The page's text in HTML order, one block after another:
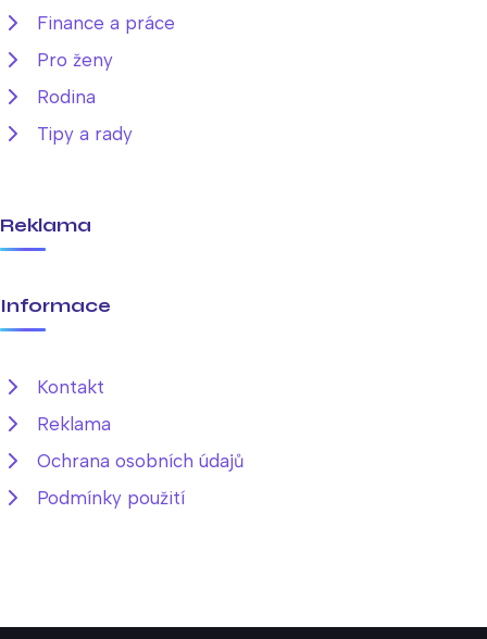
Finance a práce
Pro ženy
Rodina
Tipy a rady
Reklama
Informace
Kontakt
Reklama
Ochrana osobních údajů
Podmínky použití